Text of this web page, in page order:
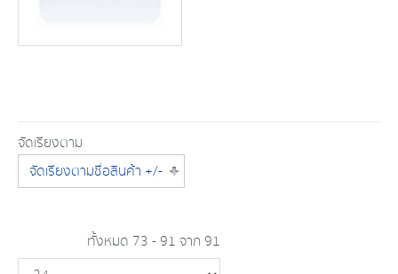
จัดเรียงตาม
จัดเรียงตามชื่อสินค้า +/-
ทั้งหมด 73 - 91 จาก 91